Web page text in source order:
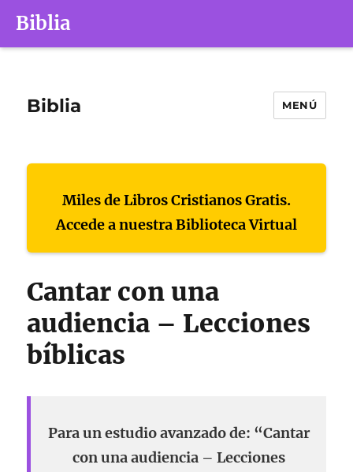
Biblia
Biblia MENÚ
Miles de Libros Cristianos Gratis.
Accede a nuestra Biblioteca Virtual
Cantar con una
audiencia – Lecciones
bíblicas
Para un estudio avanzado de: “Cantar
con una audiencia – Lecciones